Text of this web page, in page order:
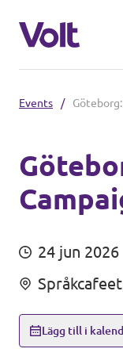
Välj ett språk
Svenska
Regioner
Volt
Volt Västra
Politik
Personer
Nyheter
Events /
24 jun 2026
Lägg till i